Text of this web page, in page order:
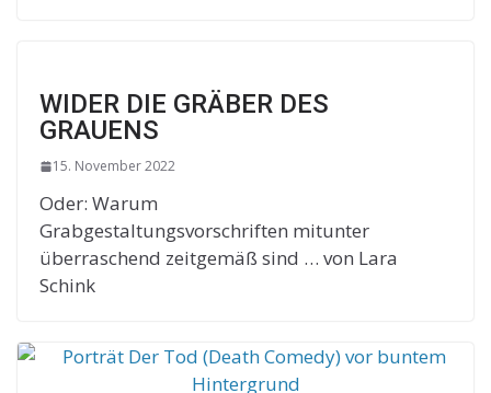
WIDER DIE GRÄBER DES
GRAUENS
15. November 2022
Oder: Warum
Grabgestaltungsvorschriften mitunter
überraschend zeitgemäß sind … von Lara
Schink